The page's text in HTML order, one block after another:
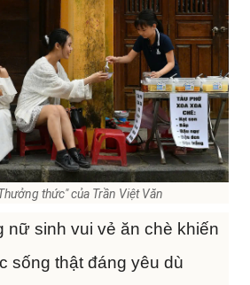
thức" của Trần Việt Văn
nữ sinh vui vẻ ăn chè khiến
sống thật đáng yêu dù